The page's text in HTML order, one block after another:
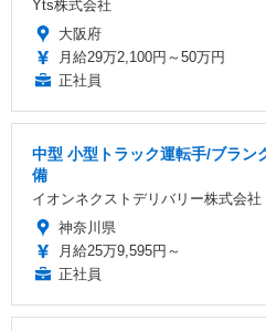
Yts株式会社
大阪府
月給29万2,100円～50万円
正社員
中型 小型トラック運転手/ブラン
備
イオンネクストデリバリー株式会社
神奈川県
月給25万9,595円～
正社員